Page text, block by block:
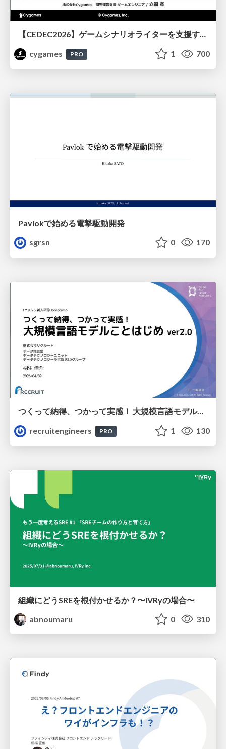
【CEDEC2026】ゲームシナリオライターを支援するAIツール開発の実践 ― 設計とプロンプトの工夫 ―
cygames
PRO 1 700
Pavlokで始める電撃駆動開発
sgrsn
0 170
つくって納得、つかって実感！ 大規模言語モデルことはじめ ver2.0
recruitengineers
PRO 1 130
組織にどうSREを根付かせるか？〜IVRyの場合〜
abnoumaru
0 310